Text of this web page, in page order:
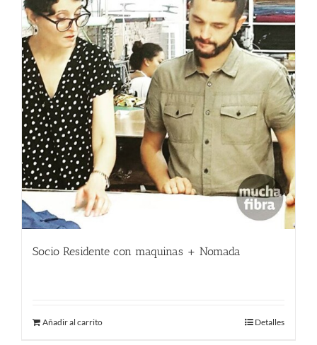
Socio Residente con maquinas + Nomada
Añadir al carrito Detalles